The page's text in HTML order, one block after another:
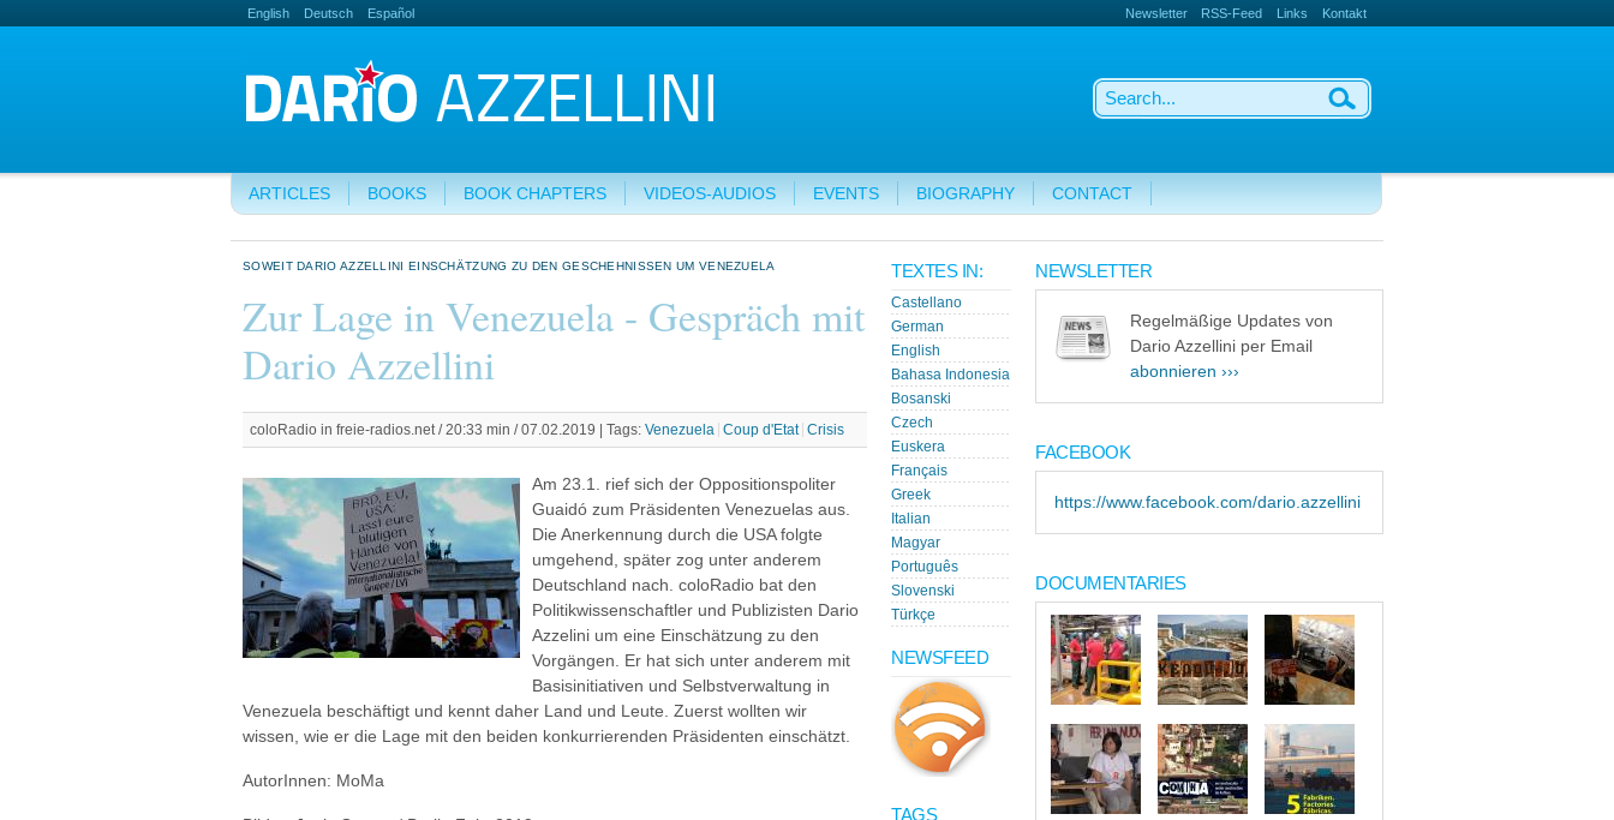
English Deutsch Español Newsletter RSS-Feed Links Kontakt
ARTICLES BOOKS BOOK CHAPTERS VIDEOS-AUDIOS EVENTS BIOGRAPHY CONTACT
SOWEIT DARIO AZZELLINI EINSCHÄTZUNG ZU DEN GESCHEHNISSEN UM VENEZUELA
Zur Lage in Venezuela - Gespräch mit
Dario Azzellini
coloRadio in freie-radios.net / 20:33 min / 07.02.2019 | Tags: Venezuela Coup d'Etat Crisis
Am 23.1. rief sich der Oppositionspoliter
Guaidó zum Präsidenten Venezuelas aus.
Die Anerkennung durch die USA folgte
umgehend, später zog unter anderem
Deutschland nach. coloRadio bat den
Politikwissenschaftler und Publizisten Dario
Azzelini um eine Einschätzung zu den
Vorgängen. Er hat sich unter anderem mit
Basisinitiativen und Selbstverwaltung in
Venezuela beschäftigt und kennt daher Land und Leute. Zuerst wollten wir
wissen, wie er die Lage mit den beiden konkurrierenden Präsidenten einschätzt.
AutorInnen: MoMa
TEXTES IN:
Castellano
German
English
Bahasa Indonesia
Bosanski
Czech
Euskera
Français
Greek
Italian
Magyar
Português
Slovenski
Türkçe
NEWSFEED
TAGS
NEWSLETTER
Regelmäßige Updates von
Dario Azzellini per Email
abonnieren ›››
FACEBOOK
https://www.facebook.com/dario.azzellini
DOCUMENTARIES